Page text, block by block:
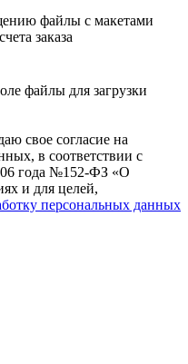
файлы с макетами
заказа
файлы для загрузки
свое согласие на
в соответствии с
года №152-ФЗ «О
и для целей,
персональных данных